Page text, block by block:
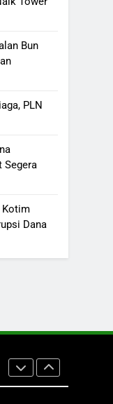
Bun
PLN
Segera
Kotim
Dana
Bahlil
APBD
Cepat,
Pelayanan